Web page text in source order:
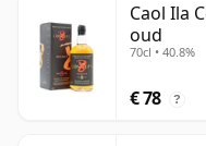
Caol Ila
oud
70cl • 40.8%
€ 78 ?